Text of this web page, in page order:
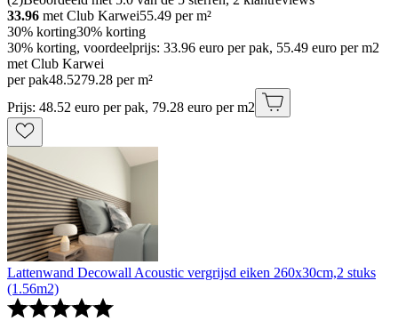
33.96 met Club Karwei55.49 per m²
30% korting30% korting
30% korting, voordeelprijs: 33.96 euro per pak, 55.49 euro per m2
met Club Karwei
per pak48.5279.28 per m²
Prijs: 48.52 euro per pak, 79.28 euro per m2
Lattenwand Decowall Acoustic vergrijsd eiken 260x30cm,2 stuks
(1.56m2)